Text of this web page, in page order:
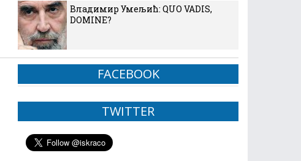
Владимир Умељић: QUO VADIS,
DOMINE?
FACEBOOK
TWITTER